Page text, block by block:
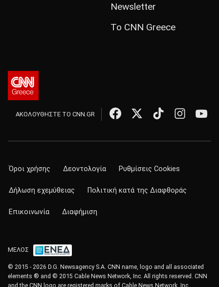
Newsletter
Το CNN Greece
ΑΚΟΛΟΥΘΗΣΤΕ ΤΟ CNN.GR
Όροι χρήσης Δεοντολογία Ρυθμίσεις Cookies
Δήλωση εχεμύθειας Πολιτική κατά της Διαφθοράς
Επικοινωνία Διαφήμιση
ΜΕΛΟΣ
© 2015 - 2026 D.G. Newsagency S.A. CNN name, logo and all associated
elements ® and © 2015 Cable News Network, Inc. All rights reserved. CNN
and the CNN logo are registered marks of Cable News Network, Inc.,